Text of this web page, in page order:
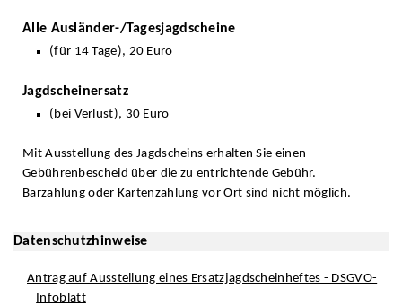
Alle Ausländer-/Tagesjagdscheine
(für 14 Tage), 20 Euro
Jagdscheinersatz
(bei Verlust), 30 Euro
Mit Ausstellung des Jagdscheins erhalten Sie einen
Gebührenbescheid über die zu entrichtende Gebühr.
Barzahlung oder Kartenzahlung vor Ort sind nicht möglich.
Datenschutzhinweise
Antrag auf Ausstellung eines Ersatzjagdscheinheftes - DSGVO-
Infoblatt